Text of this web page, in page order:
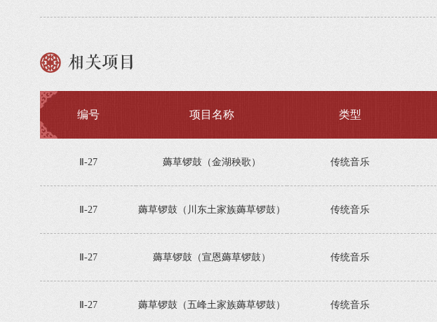
相关项目
编号 项目名称 类型
Ⅱ-27 薅草锣鼓（金湖秧歌） 传统音乐
Ⅱ-27 薅草锣鼓（川东土家族薅草锣鼓） 传统音乐
Ⅱ-27 薅草锣鼓（宣恩薅草锣鼓） 传统音乐
Ⅱ-27 薅草锣鼓（五峰土家族薅草锣鼓） 传统音乐